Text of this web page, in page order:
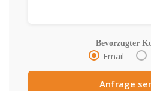
Bevorzugter
Email